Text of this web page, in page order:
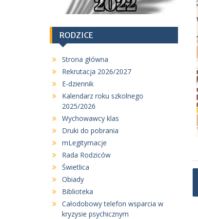
RODZICE
Strona główna
Rekrutacja 2026/2027
E-dziennik
Kalendarz roku szkolnego
2025/2026
Wychowawcy klas
Druki do pobrania
mLegitymacje
Rada Rodziców
Świetlica
Obiady
Biblioteka
Całodobowy telefon wsparcia w
kryzysie psychicznym